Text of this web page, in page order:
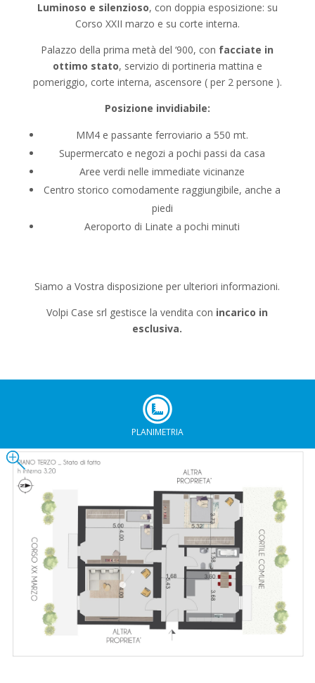
Luminoso e silenzioso, con doppia esposizione: su
Corso XXII marzo e su corte interna.
Palazzo della prima metà del ‘900, con facciate in
ottimo stato, servizio di portineria mattina e
pomeriggio, corte interna, ascensore ( per 2 persone ).
Posizione invidiabile:
MM4 e passante ferroviario a 550 mt.
Supermercato e negozi a pochi passi da casa
Aree verdi nelle immediate vicinanze
Centro storico comodamente raggiungibile, anche a
piedi
Aeroporto di Linate a pochi minuti
Siamo a Vostra disposizione per ulteriori informazioni.
Volpi Case srl gestisce la vendita con incarico in
esclusiva.
PLANIMETRIA